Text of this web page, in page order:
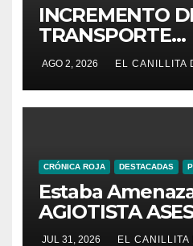
INCREMENTO
TRANSPORTE
INCLUYE A
URBANOS
AGO 2, 2026 EL CANILLITA
CRÓNICA ROJA DESTACADAS
Estaba
AGIOTISTA
NEGOCIO
JUL 31, 2026 EL CANILLITA